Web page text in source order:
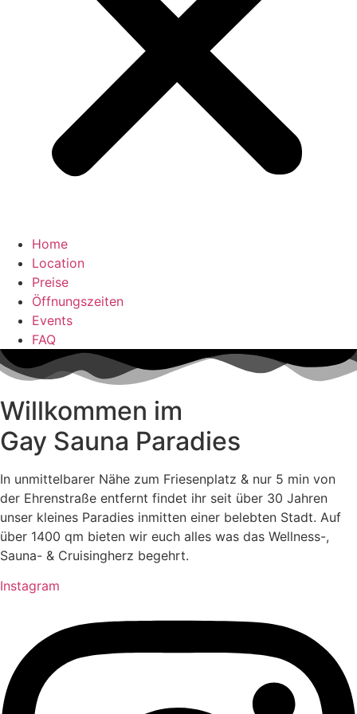
Home
Location
Preise
Öffnungszeiten
Events
FAQ
Willkommen im
Gay Sauna Paradies
In unmittelbarer Nähe zum Friesenplatz & nur 5 min von
der Ehrenstraße entfernt findet ihr seit über 30 Jahren
unser kleines Paradies inmitten einer belebten Stadt. Auf
über 1400 qm bieten wir euch alles was das Wellness-,
Sauna- & Cruisingherz begehrt.
Instagram